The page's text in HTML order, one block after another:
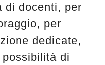
di docenti, per
per
dedicate,
di